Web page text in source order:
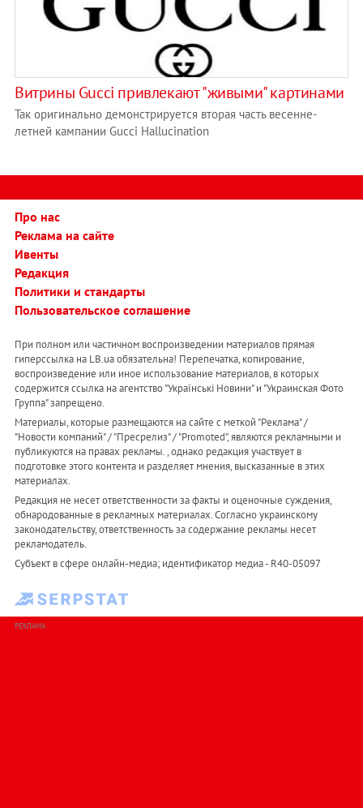
Витрины Gucci привлекают "живыми" картинами
Так оригинально демонстрируется вторая часть весенне-
летней кампании Gucci Hallucination
Про нас
Реклама на сайте
Ивенты
Редакция
Политики и стандарты
Пользовательское соглашение
При полном или частичном воспроизведении материалов прямая
гиперссылка на LB.ua обязательна! Перепечатка, копирование,
воспроизведение или иное использование материалов, в которых
содержится ссылка на агентство "Українськi Новини" и "Украинская Фото
Группа" запрещено.
Материалы, которые размещаются на сайте с меткой "Реклама" /
"Новости компаний" / "Пресрелиз" / "Promoted", являются рекламными и
публикуются на правах рекламы. , однако редакция участвует в
подготовке этого контента и разделяет мнения, высказанные в этих
материалах.
Редакция не несет ответственности за факты и оценочные суждения,
обнародованные в рекламных материалах. Согласно украинскому
законодательству, ответственность за содержание рекламы несет
рекламодатель.
Субъект в сфере онлайн-медиа; идентификатор медиа - R40-05097
РЕКЛАМА